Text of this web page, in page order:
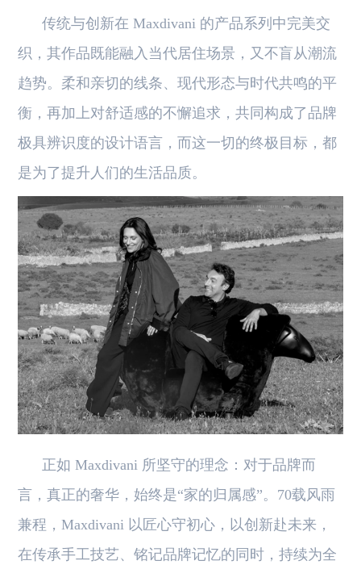
传统与创新在 Maxdivani 的产品系列中完美交
织，其作品既能融入当代居住场景，又不盲从潮流
趋势。柔和亲切的线条、现代形态与时代共鸣的平
衡，再加上对舒适感的不懈追求，共同构成了品牌
极具辨识度的设计语言，而这一切的终极目标，都
是为了提升人们的生活品质。
正如 Maxdivani 所坚守的理念：对于品牌而
言，真正的奢华，始终是“家的归属感”。70载风雨
兼程，Maxdivani 以匠心守初心，以创新赴未来，
在传承手工技艺、铭记品牌记忆的同时，持续为全